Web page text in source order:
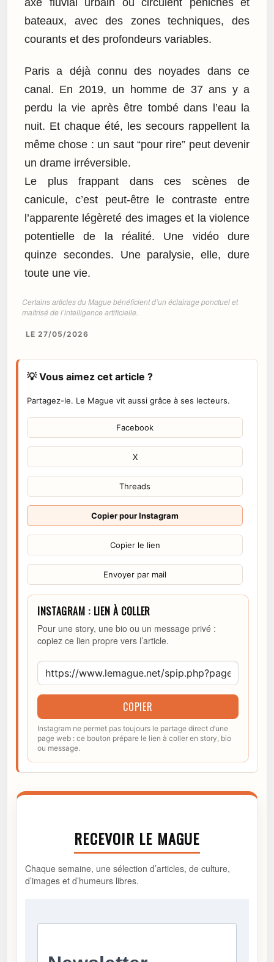
bateaux, avec des zones techniques, des
courants et des profondeurs variables.
Paris a déjà connu des noyades dans ce
canal. En 2019, un homme de 37 ans y a
perdu la vie après être tombé dans l’eau la
nuit. Et chaque été, les secours rappellent la
même chose : un saut “pour rire” peut devenir
un drame irréversible.
Le plus frappant dans ces scènes de
canicule, c’est peut-être le contraste entre
l’apparente légèreté des images et la violence
potentielle de la réalité. Une vidéo dure
quinze secondes. Une paralysie, elle, dure
toute une vie.
Certains articles du Mague bénéficient d’un éclairage ponctuel et
maîtrisé de l’intelligence artificielle.
LE 27/05/2026
💡 Vous aimez cet article ?
Partagez-le. Le Mague vit aussi grâce à ses lecteurs.
Facebook
X
Threads
Copier pour Instagram
Copier le lien
Envoyer par mail
INSTAGRAM : LIEN À COLLER
Pour une story, une bio ou un message privé :
copiez ce lien propre vers l’article.
COPIER
Instagram ne permet pas toujours le partage direct d’une
page web : ce bouton prépare le lien à coller en story, bio
ou message.
RECEVOIR LE MAGUE
Chaque semaine, une sélection d’articles, de culture,
d’images et d’humeurs libres.